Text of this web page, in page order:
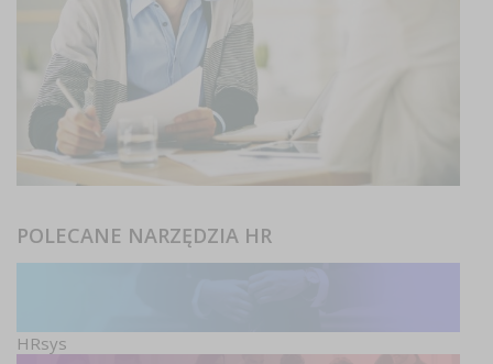
POLECANE NARZĘDZIA HR
HRsys